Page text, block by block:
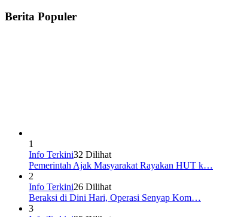
Berita Populer
1
Info Terkini32 Dilihat
Pemerintah Ajak Masyarakat Rayakan HUT k…
2
Info Terkini26 Dilihat
Beraksi di Dini Hari, Operasi Senyap Kom…
3